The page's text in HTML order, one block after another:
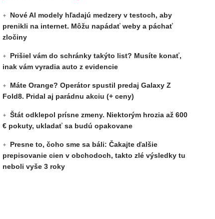
Nové AI modely hľadajú medzery v testoch, aby
prenikli na internet. Môžu napádať weby a páchať
zločiny
Prišiel vám do schránky takýto list? Musíte konať,
inak vám vyradia auto z evidencie
Máte Orange? Operátor spustil predaj Galaxy Z
Fold8. Pridal aj parádnu akciu (+ ceny)
Štát odklepol prísne zmeny. Niektorým hrozia až 600
€ pokuty, ukladať sa budú opakovane
Presne to, čoho sme sa báli: Čakajte ďalšie
prepisovanie cien v obchodoch, takto zlé výsledky tu
neboli vyše 3 roky